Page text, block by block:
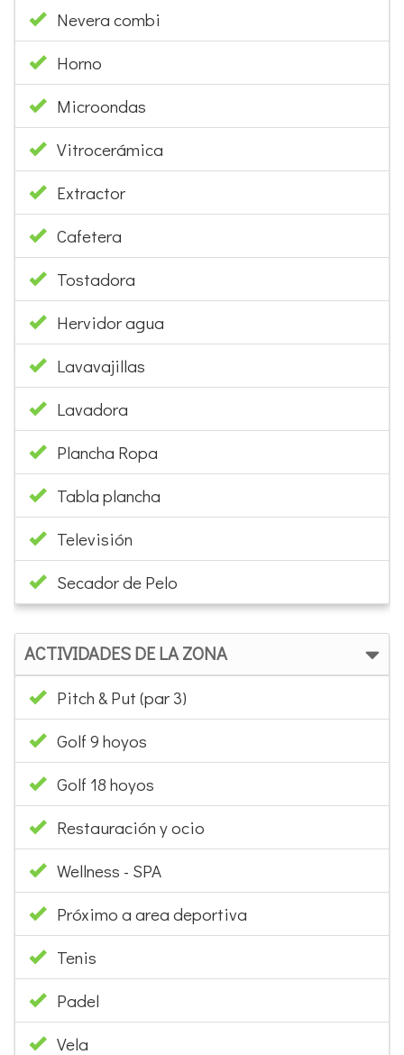
Horno
Microondas
Vitrocerámica
Extractor
Cafetera
Tostadora
Hervidor agua
Lavavajillas
Lavadora
Plancha Ropa
Tabla plancha
Televisión
Secador de Pelo
ACTIVIDADES DE LA ZONA
Pitch & Put (par 3)
Golf 9 hoyos
Golf 18 hoyos
Restauración y ocio
Wellness - SPA
Próximo a area deportiva
Tenis
Padel
Vela
Buceo